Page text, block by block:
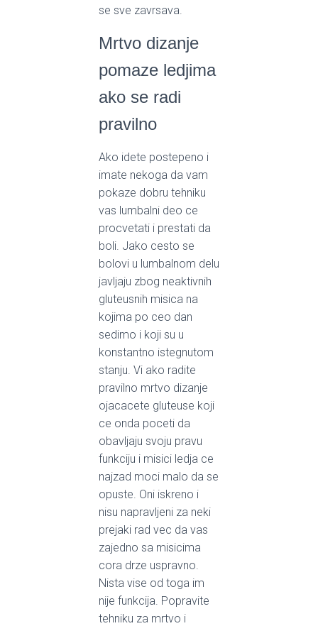
se sve zavrsava.
Mrtvo dizanje
pomaze ledjima
ako se radi
pravilno
Ako idete postepeno i
imate nekoga da vam
pokaze dobru tehniku
vas lumbalni deo ce
procvetati i prestati da
boli. Jako cesto se
bolovi u lumbalnom delu
javljaju zbog neaktivnih
gluteusnih misica na
kojima po ceo dan
sedimo i koji su u
konstantno istegnutom
stanju. Vi ako radite
pravilno mrtvo dizanje
ojacacete gluteuse koji
ce onda poceti da
obavljaju svoju pravu
funkciju i misici ledja ce
najzad moci malo da se
opuste. Oni iskreno i
nisu napravljeni za neki
prejaki rad vec da vas
zajedno sa misicima
cora drze uspravno.
Nista vise od toga im
nije funkcija. Popravite
tehniku za mrtvo i